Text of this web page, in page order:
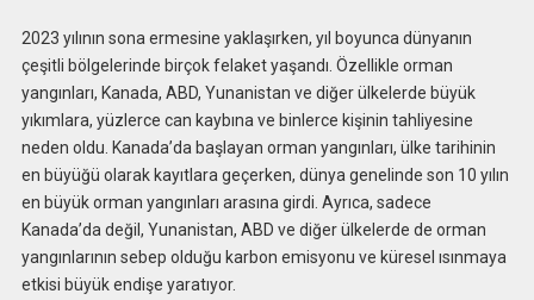
2023 yılının sona ermesine yaklaşırken, yıl boyunca dünyanın
çeşitli bölgelerinde birçok felaket yaşandı. Özellikle orman
yangınları, Kanada, ABD, Yunanistan ve diğer ülkelerde büyük
yıkımlara, yüzlerce can kaybına ve binlerce kişinin tahliyesine
neden oldu. Kanada’da başlayan orman yangınları, ülke tarihinin
en büyüğü olarak kayıtlara geçerken, dünya genelinde son 10 yılın
en büyük orman yangınları arasına girdi. Ayrıca, sadece
Kanada’da değil, Yunanistan, ABD ve diğer ülkelerde de orman
yangınlarının sebep olduğu karbon emisyonu ve küresel ısınmaya
etkisi büyük endişe yaratıyor.